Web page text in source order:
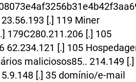
[.] 119 Miner
179C280.211.206 [.] 105
62.234.121 [.] 105
maliciosos85.. 214.149
5.9.148 [.] 35 domínio/e-mail